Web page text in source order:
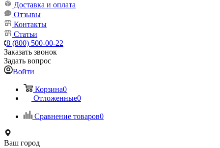
Доставка и оплата
Отзывы
Контакты
Статьи
8 (800) 500-00-22
Заказать звонок
Задать вопрос
Войти
Корзина0
Отложенные0
Сравнение товаров0
Ваш город